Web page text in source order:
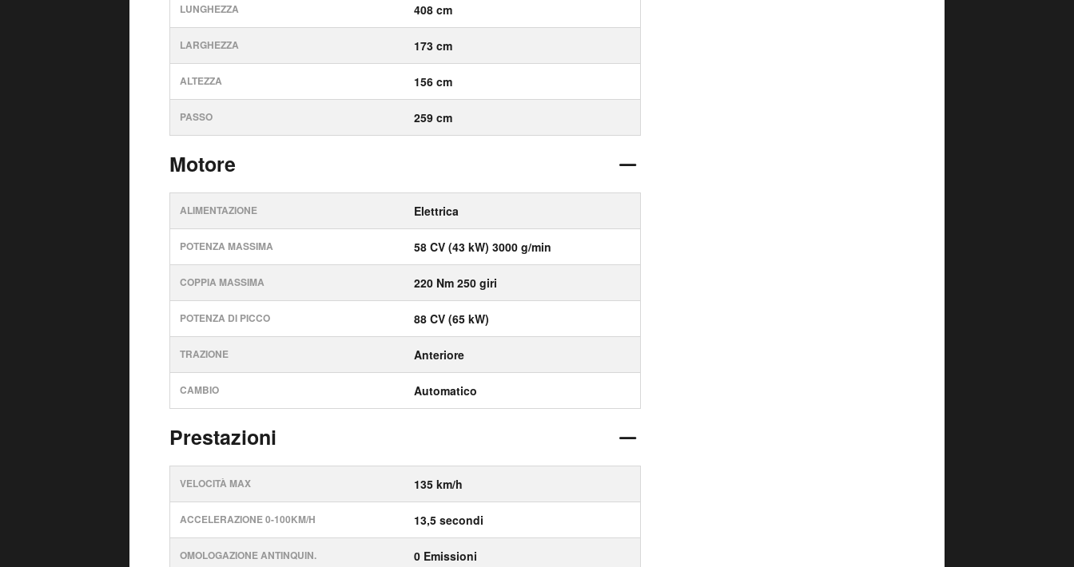
LUNGHEZZA 408 cm
LARGHEZZA 173 cm
ALTEZZA 156 cm
PASSO 259 cm
Motore
ALIMENTAZIONE Elettrica
POTENZA MASSIMA 58 CV (43 kW) 3000 g/min
COPPIA MASSIMA 220 Nm 250 giri
POTENZA DI PICCO 88 CV (65 kW)
TRAZIONE Anteriore
CAMBIO Automatico
Prestazioni
VELOCITÀ MAX 135 km/h
ACCELERAZIONE 0-100KM/H 13,5 secondi
OMOLOGAZIONE ANTINQUIN. 0 Emissioni